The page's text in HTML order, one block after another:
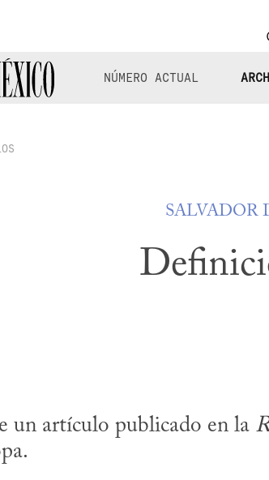
NÚMERO ACTUAL
SALVADOR
un artículo publicado en la